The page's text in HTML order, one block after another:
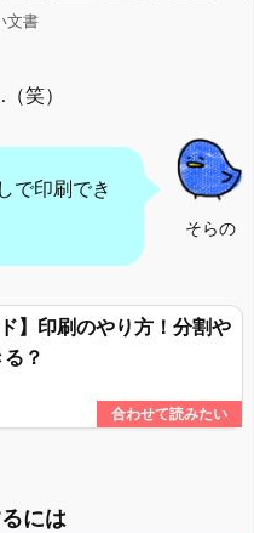
文書
笑）
そらの
で印刷でき
】印刷のやり方！分割や
？
には